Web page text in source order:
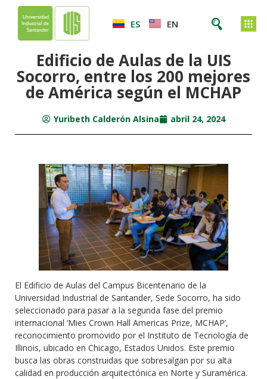
ES EN
Edificio de Aulas de la UIS
Socorro, entre los 200 mejores
de América según el MCHAP
Yuribeth Calderón Alsina abril 24, 2024
El Edificio de Aulas del Campus Bicentenario de la
Universidad Industrial de Santander, Sede Socorro, ha sido
seleccionado para pasar a la segunda fase del premio
internacional ‘Mies Crown Hall Americas Prize, MCHAP’,
reconocimiento promovido por el Instituto de Tecnología de
Illinois, ubicado en Chicago, Estados Unidos. Este premio
busca las obras construidas que sobresalgan por su alta
calidad en producción arquitectónica en Norte y Suramérica.